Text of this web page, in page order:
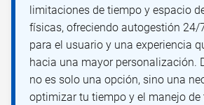
limitaciones de tiempo y espacio
físicas, ofreciendo autogestión 24/
para el usuario y una experiencia
hacia una mayor personalización.
no es solo una opción, sino una
optimizar tu tiempo y el manejo de